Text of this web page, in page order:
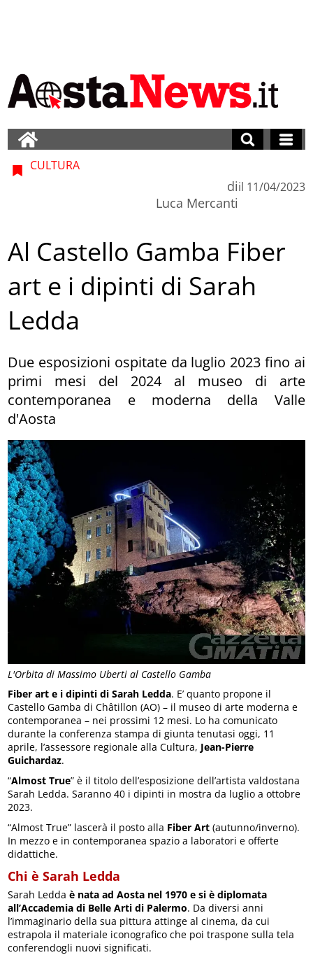
L'Orbita di Massimo Uberti al Castello Gamba
CULTURA
di
Luca Mercanti
il 11/04/2023
Al Castello Gamba Fiber
art e i dipinti di Sarah
Ledda
Due esposizioni ospitate da luglio 2023 fino ai
primi mesi del 2024 al museo di arte
contemporanea e moderna della Valle
d'Aosta
Fiber art e i dipinti di Sarah Ledda. E’ quanto propone il
Castello Gamba di Châtillon (AO) – il museo di arte moderna e
contemporanea – nei prossimi 12 mesi. Lo ha comunicato
durante la conferenza stampa di giunta tenutasi oggi, 11
aprile, l’assessore regionale alla Cultura, Jean-Pierre
Guichardaz.
“Almost True” è il titolo dell’esposizione dell’artista valdostana
Sarah Ledda. Saranno 40 i dipinti in mostra da luglio a ottobre
2023.
“Almost True” lascerà il posto alla Fiber Art (autunno/inverno).
In mezzo e in contemporanea spazio a laboratori e offerte
didattiche.
Chi è Sarah Ledda
Sarah Leddaè nata ad Aosta nel 1970 e si è diplomata
all’Accademia di Belle Arti di Palermo. Da diversi anni
l’immaginario della sua pittura attinge al cinema, da cui
estrapola il materiale iconografico che poi traspone sulla tela
conferendogli nuovi significati.